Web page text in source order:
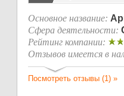
Основное название:
Сфера деятельности:
Рейтинг компании:
Отзывов имеется в
Посмотреть отзывы (1) »